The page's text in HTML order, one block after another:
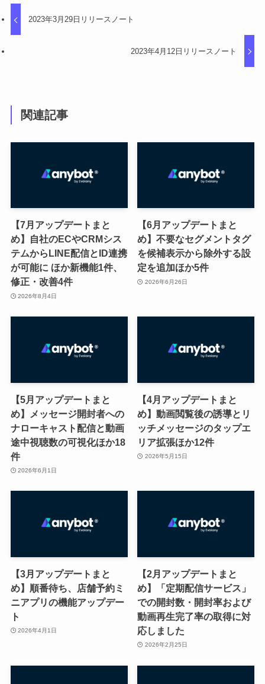
2023年3月29日リリースノート
2023年4月12日リリースノート
関連記事
【7月アップデートまと
め】自社のECやCRMシス
テムからLINE配信とID連携
が可能に ほか新機能1件、
修正・改善4件
2026年8月4日
【6月アップデートまと
め】不要なセグメントタグ
を候補表示から除外する設
定を追加ほか5件
2026年6月26日
【5月アップデートまと
め】メッセージ開封者への
ナローキャスト配信と動画
途中視聴数の可視化ほか18
件
2026年6月1日
【4月アップデートまと
め】動画閲覧後の誘導とリ
ッチメッセージのタップエ
リア拡張ほか12件
2026年5月15日
【3月アップデートまと
め】順番待ち、店舗予約ミ
ニアプリの機能アップデー
ト
2026年4月1日
【2月アップデートまと
め】「定期配信サービス」
での開封数・開封率および
動画再生完了率の取得に対
応しました
2026年2月25日